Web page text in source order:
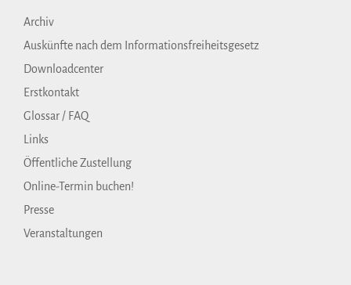
Archiv
Auskünfte nach dem Informationsfreiheitsgesetz
Downloadcenter
Erstkontakt
Glossar / FAQ
Links
Öffentliche Zustellung
Online-Termin buchen!
Presse
Veranstaltungen